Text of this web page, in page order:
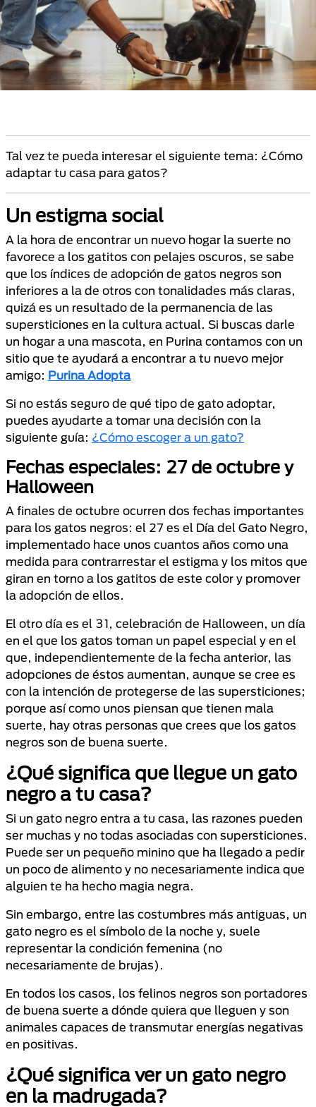
Tal vez te pueda interesar el siguiente tema: ¿Cómo
adaptar tu casa para gatos?
Un estigma social
A la hora de encontrar un nuevo hogar la suerte no
favorece a los gatitos con pelajes oscuros, se sabe
que los índices de adopción de gatos negros son
inferiores a la de otros con tonalidades más claras,
quizá es un resultado de la permanencia de las
supersticiones en la cultura actual. Si buscas darle
un hogar a una mascota, en Purina contamos con un
sitio que te ayudará a encontrar a tu nuevo mejor
amigo: Purina Adopta
Si no estás seguro de qué tipo de gato adoptar,
puedes ayudarte a tomar una decisión con la
siguiente guía: ¿Cómo escoger a un gato?
Fechas especiales: 27 de octubre y
Halloween
A finales de octubre ocurren dos fechas importantes
para los gatos negros: el 27 es el Día del Gato Negro,
implementado hace unos cuantos años como una
medida para contrarrestar el estigma y los mitos que
giran en torno a los gatitos de este color y promover
la adopción de ellos.
El otro día es el 31, celebración de Halloween, un día
en el que los gatos toman un papel especial y en el
que, independientemente de la fecha anterior, las
adopciones de éstos aumentan, aunque se cree es
con la intención de protegerse de las supersticiones;
porque así como unos piensan que tienen mala
suerte, hay otras personas que crees que los gatos
negros son de buena suerte.
¿Qué significa que llegue un gato
negro a tu casa?
Si un gato negro entra a tu casa, las razones pueden
ser muchas y no todas asociadas con supersticiones.
Puede ser un pequeño minino que ha llegado a pedir
un poco de alimento y no necesariamente indica que
alguien te ha hecho magia negra.
Sin embargo, entre las costumbres más antiguas, un
gato negro es el símbolo de la noche y, suele
representar la condición femenina (no
necesariamente de brujas).
En todos los casos, los felinos negros son portadores
de buena suerte a dónde quiera que lleguen y son
animales capaces de transmutar energías negativas
en positivas.
¿Qué significa ver un gato negro
en la madrugada?